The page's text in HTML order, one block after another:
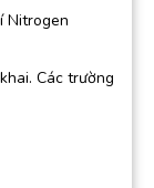
Nitrogen
Các trường